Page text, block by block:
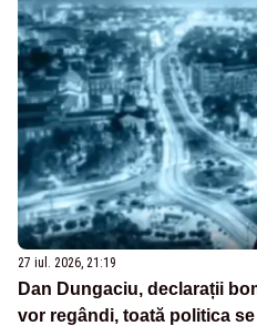
27 iul. 2026, 21:19
Dan Dungaciu, declarații
vor regândi, toată politica